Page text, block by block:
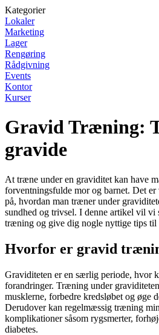
Kategorier
Lokaler
Marketing
Lager
Rengøring
Rådgivning
Events
Kontor
Kurser
Gravid Træning:
gravide
At træne under en graviditet kan have
forventningsfulde mor og barnet. Det
på, hvordan man træner under
sundhed og trivsel. I denne artikel vil vi
træning og give dig nogle nyttige tips
Hvorfor er gravid
Graviditeten er en særlig periode, hvor
forandringer. Træning under
musklerne, forbedre kredsløbet og øge
Derudover kan regelmæssig træning
komplikationer såsom rygsmerter,
diabetes.